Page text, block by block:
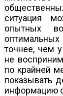
ситуация
опытных
точнее, чем
не
по крайней
показывать
информацию